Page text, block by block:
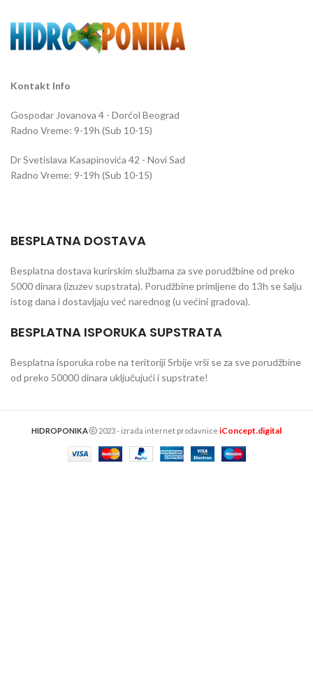
Kontakt Info
Gospodar Jovanova 4 - Dorćol Beograd
Radno Vreme: 9-19h (Sub 10-15)
Dr Svetislava Kasapinovića 42 - Novi Sad
Radno Vreme: 9-19h (Sub 10-15)
BESPLATNA DOSTAVA
Besplatna dostava kurirskim službama za sve porudžbine od preko
5000 dinara (izuzev supstrata). Porudžbine primljene do 13h se šalju
istog dana i dostavljaju već narednog (u većini gradova).
BESPLATNA ISPORUKA SUPSTRATA
Besplatna isporuka robe na teritoriji Srbije vrši se za sve porudžbine
od preko 50000 dinara uključujući i supstrate!
HIDROPONIKA 2023 - izrada internet prodavnice iConcept.digital